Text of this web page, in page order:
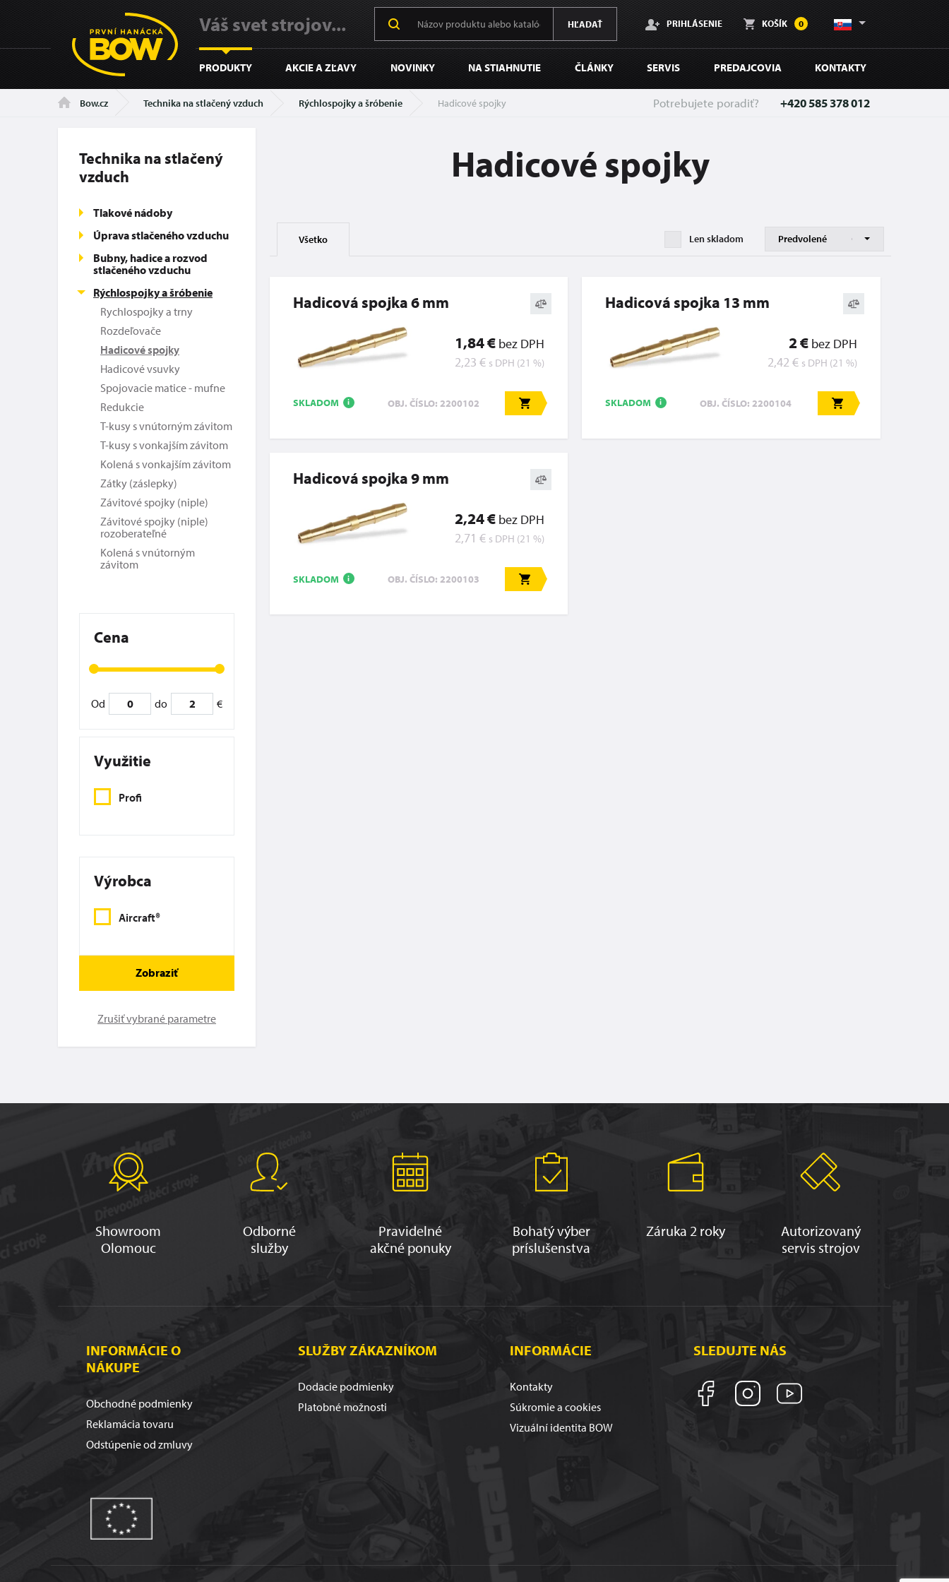
Váš svet strojov... HĽADAŤ PRIHLÁSENIE KOŠÍK 0
PRODUKTY AKCIE A ZĽAVY NOVINKY NA STIAHNUTIE ČLÁNKY SERVIS PREDAJCOVIA KONTAKTY
Bow.cz Technika na stlačený vzduch Rýchlospojky a šróbenie Hadicové spojky Potrebujete poradiť? +420 585 378 012
Technika na stlačený
vzduch
Tlakové nádoby
Úprava stlačeného vzduchu
Bubny, hadice a rozvod
stlačeného vzduchu
Rýchlospojky a šróbenie
Rychlospojky a trny
Rozdeľovače
Hadicové spojky
Hadicové vsuvky
Spojovacie matice - mufne
Redukcie
T-kusy s vnútorným závitom
T-kusy s vonkajším závitom
Kolená s vonkajším závitom
Zátky (záslepky)
Závitové spojky (niple)
Závitové spojky (niple)
rozoberateľné
Kolená s vnútorným
závitom
Cena
Od do €
Využitie
Profi
Výrobca
Aircraft®
Zobraziť
Zrušiť vybrané parametre
Hadicové spojky
Všetko Len skladom
Hadicová spojka 6 mm
1,84 € bez DPH
2,23 € s DPH (21 %)
SKLADOM i OBJ. ČÍSLO: 2200102
Hadicová spojka 13 mm
2 € bez DPH
2,42 € s DPH (21 %)
SKLADOM i OBJ. ČÍSLO: 2200104
Hadicová spojka 9 mm
2,24 € bez DPH
2,71 € s DPH (21 %)
SKLADOM i OBJ. ČÍSLO: 2200103
Showroom
Olomouc
Odborné
služby
Pravidelné
akčné ponuky
Bohatý výber
príslušenstva
Záruka 2 roky
Autorizovaný
servis strojov
INFORMÁCIE O
NÁKUPE
Obchodné podmienky
Reklamácia tovaru
Odstúpenie od zmluvy
SLUŽBY ZÁKAZNÍKOM
Dodacie podmienky
Platobné možnosti
INFORMÁCIE
Kontakty
Súkromie a cookies
Vizuální identita BOW
SLEDUJTE NÁS